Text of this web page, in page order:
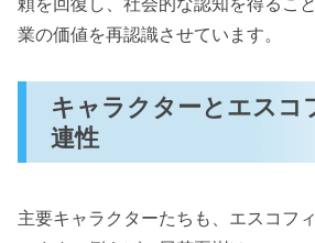
業の価値を再認識させています。
キャラクターとエスコ
連性
主要キャラクターたちも、エスコフ